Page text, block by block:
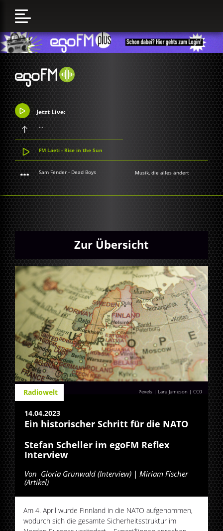
Jetzt Live:
...
FM Laeti - Rise in the Sun
Sam Fender - Dead Boys Musik, die alles ändert
Zur Übersicht
Pexels | Lara Jameson |CC0
Radiowelt
14.04.2023
Ein historischer Schritt für die NATO
Stefan Scheller im egoFM Reflex
Interview
Von Gloria Grünwald (Interview) | Miriam Fischer
(Artikel)
Am 4. April wurde Finnland in die NATO aufgenommen,
wodurch sich die gesamte Sicherheitsstruktur im